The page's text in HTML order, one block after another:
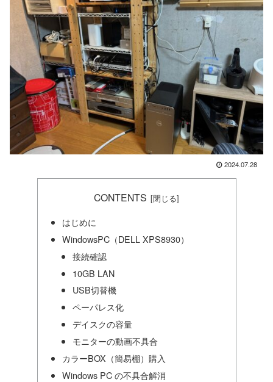
2024.07.28
CONTENTS
はじめに
WindowsPC（DELL XPS8930）
接続確認
10GB LAN
USB切替機
ペーパレス化
デイスクの容量
モニターの動画不具合
カラーBOX（簡易棚）購入
Windows PC の不具合解消